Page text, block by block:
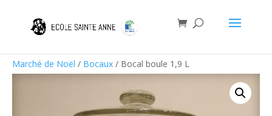
Marché de Noël / Bocaux / Bocal boule 1,9 L